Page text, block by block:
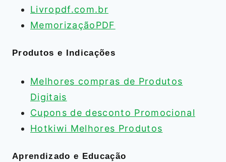
Livropdf.com.br
MemorizaçãoPDF
Produtos e Indicações
Melhores compras de Produtos
Digitais
Cupons de desconto Promocional
Hotkiwi Melhores Produtos
Aprendizado e Educação